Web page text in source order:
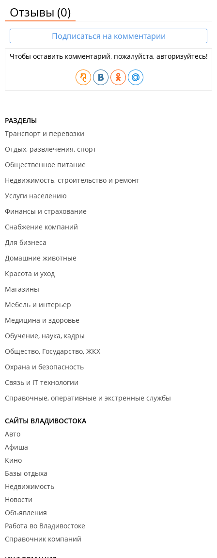
Отзывы (0)
Подписаться на комментарии
Чтобы оставить комментарий, пожалуйста, авторизуйтесь!
РАЗДЕЛЫ
Транспорт и перевозки
Отдых, развлечения, спорт
Общественное питание
Недвижимость, строительство и ремонт
Услуги населению
Финансы и страхование
Снабжение компаний
Для бизнеса
Домашние животные
Красота и уход
Магазины
Мебель и интерьер
Медицина и здоровье
Обучение, наука, кадры
Общество, Государство, ЖКХ
Охрана и безопасность
Связь и IT технологии
Справочные, оперативные и экстренные службы
САЙТЫ ВЛАДИВОСТОКА
Авто
Афиша
Кино
Базы отдыха
Недвижимость
Новости
Объявления
Работа во Владивостоке
Справочник компаний